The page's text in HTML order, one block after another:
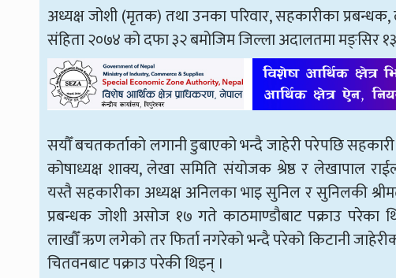
अध्यक्ष जोशी (मृतक) तथा उनका परिवार, सहकारीका
संहिता २०७४ को दफा ३२ बमोजिम जिल्ला अदालतमा मङ्सिर
सयौँ बचतकर्ताको लगानी डुबाएको भन्दै जाहेरी परेपछि
कोषाध्यक्ष शाक्य, लेखा समिति संयोजक श्रेष्ठ र लेखापाल
यस्तै सहकारीका अध्यक्ष अनिलका भाइ सुनिल र सुनिलकी
प्रबन्धक जोशी असोज १७ गते काठमाण्डाैबाट पक्राउ परेका
लाखौँ ऋण लगेको तर फिर्ता नगरेको भन्दै परेको किटानी
चितवनबाट पक्राउ परेकी थिइन् ।